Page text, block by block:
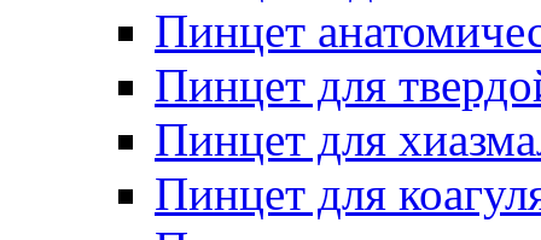
Пинцет
Пинцет для
Пинцет для
Пинцет для